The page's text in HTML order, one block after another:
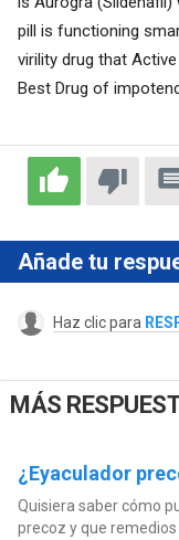
pill is functioning
virility drug that
Best Drug of
Añade tu
Haz clic para
MÁS
¿Eyaculador
Quisiera saber cómo
precoz y que